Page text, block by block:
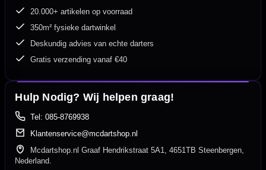
20.000+ artikelen op voorraad
350m² fysieke dartwinkel
Deskundig advies van echte darters
Gratis verzending vanaf €40
Hulp Nodig? Wij helpen graag!
Tel: 085-8769938
Klantenservice@mcdartshop.nl
Mcdartshop.nl Graaf Hendrikstraat 5A1, 4651TB Steenbergen,
Nederland.